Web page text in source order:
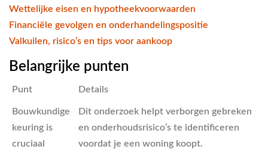
Wettelijke eisen en hypotheekvoorwaarden
Financiële gevolgen en onderhandelingspositie
Valkuilen, risico’s en tips voor aankoop
Belangrijke punten
Punt Details
Bouwkundige
keuring is
cruciaal
Dit onderzoek helpt verborgen gebreken
en onderhoudsrisico’s te identificeren
voordat je een woning koopt.